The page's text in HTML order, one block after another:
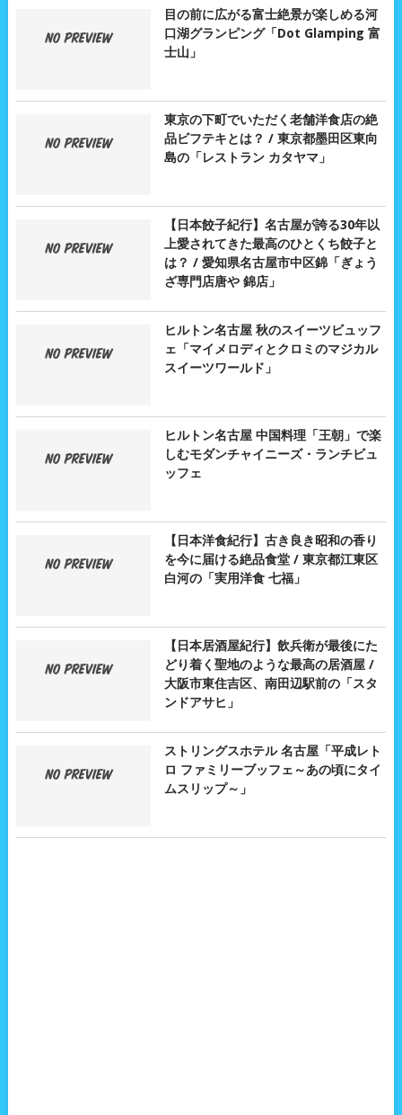
目の前に広がる富士絶景が楽しめる河
口湖グランピング「Dot Glamping 富
士山」
東京の下町でいただく老舗洋食店の絶
品ビフテキとは？ / 東京都墨田区東向
島の「レストラン カタヤマ」
【日本餃子紀行】名古屋が誇る30年以
上愛されてきた最高のひとくち餃子と
は？ / 愛知県名古屋市中区錦「ぎょう
ざ専門店唐や 錦店」
ヒルトン名古屋 秋のスイーツビュッフ
ェ「マイメロディとクロミのマジカル
スイーツワールド」
ヒルトン名古屋 中国料理「王朝」で楽
しむモダンチャイニーズ・ランチビュ
ッフェ
【日本洋食紀行】古き良き昭和の香り
を今に届ける絶品食堂 / 東京都江東区
白河の「実用洋食 七福」
【日本居酒屋紀行】飲兵衛が最後にた
どり着く聖地のような最高の居酒屋 /
大阪市東住吉区、南田辺駅前の「スタ
ンドアサヒ」
ストリングスホテル 名古屋「平成レト
ロ ファミリーブッフェ～あの頃にタイ
ムスリップ～」